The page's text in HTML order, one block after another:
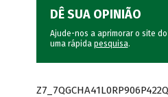
DÊ SUA OPINIÃO
Ajude-nos a aprimorar o site do
uma rápida pesquisa.